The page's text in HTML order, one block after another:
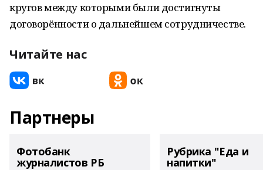
кругов между которыми были достигнуты
договорённости о дальнейшем сотрудничестве.
Читайте нас
Партнеры
Фотобанк
журналистов РБ
Рубрика "Еда и
напитки"